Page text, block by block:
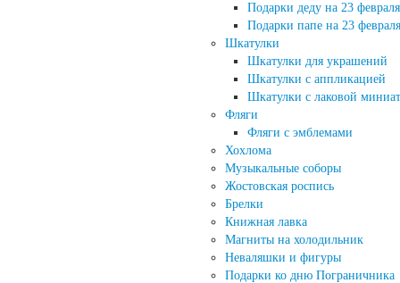
Подарки деду на 23 февраля
Подарки папе на 23 февраля
Шкатулки
Шкатулки для украшений
Шкатулки с аппликацией
Шкатулки с лаковой
Фляги
Фляги с эмблемами
Хохлома
Музыкальные соборы
Жостовская роспись
Брелки
Книжная лавка
Магниты на холодильник
Неваляшки и фигуры
Подарки ко дню Пограничника